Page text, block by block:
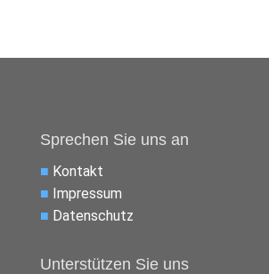
Sprechen Sie uns an
■ Kontakt
■ Impressum
■ Datenschutz
Unterstützen Sie uns